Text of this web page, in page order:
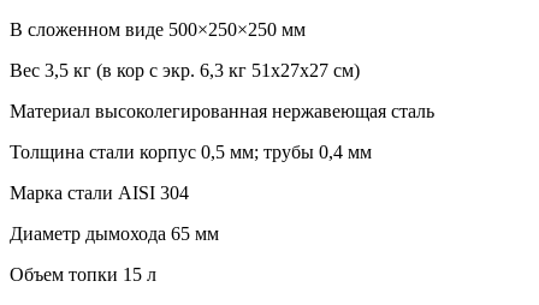
В сложенном виде 500×250×250 мм
Вес 3,5 кг (в кор с экр. 6,3 кг 51х27х27 см)
Материал высоколегированная нержавеющая сталь
Толщина стали корпус 0,5 мм; трубы 0,4 мм
Марка стали AISI 304
Диаметр дымохода 65 мм
Объем топки 15 л